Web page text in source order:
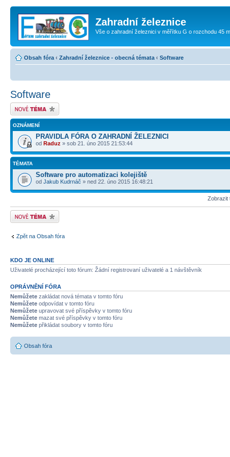
Zahradní železnice
Vše o zahradní železnici v měřítku G o rozchodu 45
Obsah fóra ‹ Zahradní železnice - obecná témata ‹ Software
Software
Odeslat nové téma
OZNÁMENÍ
PRAVIDLA FÓRA O ZAHRADNÍ ŽELEZNICI
od Raduz » sob 21. úno 2015 21:53:44
TÉMATA
Software pro automatizaci kolejiště
od Jakub Kudrnáč » ned 22. úno 2015 16:48:21
Zobrazit
Odeslat nové téma
Zpět na Obsah fóra
KDO JE ONLINE
Uživatelé procházející toto fórum: Žádní registrovaní uživatelé a 1 návštěvník
OPRÁVNĚNÍ FÓRA
Nemůžete zakládat nová témata v tomto fóru
Nemůžete odpovídat v tomto fóru
Nemůžete upravovat své příspěvky v tomto fóru
Nemůžete mazat své příspěvky v tomto fóru
Nemůžete přikládat soubory v tomto fóru
Obsah fóra